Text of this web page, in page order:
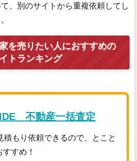
、別のサイトから重複依頼してし
を売りたい人におすすめの
トランキング
不動産一括査定
積もり依頼できるので、とこと
すめ！